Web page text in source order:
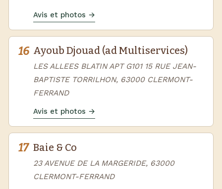
Avis et photos →
16 Ayoub Djouad (ad Multiservices)
LES ALLEES BLATIN APT G101 15 RUE JEAN-
BAPTISTE TORRILHON, 63000 CLERMONT-
FERRAND
Avis et photos →
17 Baie & Co
23 AVENUE DE LA MARGERIDE, 63000
CLERMONT-FERRAND